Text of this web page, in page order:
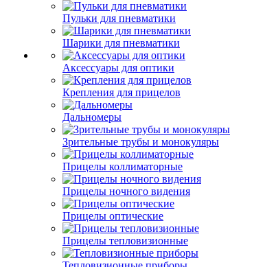
Пульки для пневматики
Шарики для пневматики
Аксессуары для оптики
Крепления для прицелов
Дальномеры
Зрительные трубы и монокуляры
Прицелы коллиматорные
Прицелы ночного видения
Прицелы оптические
Прицелы тепловизионные